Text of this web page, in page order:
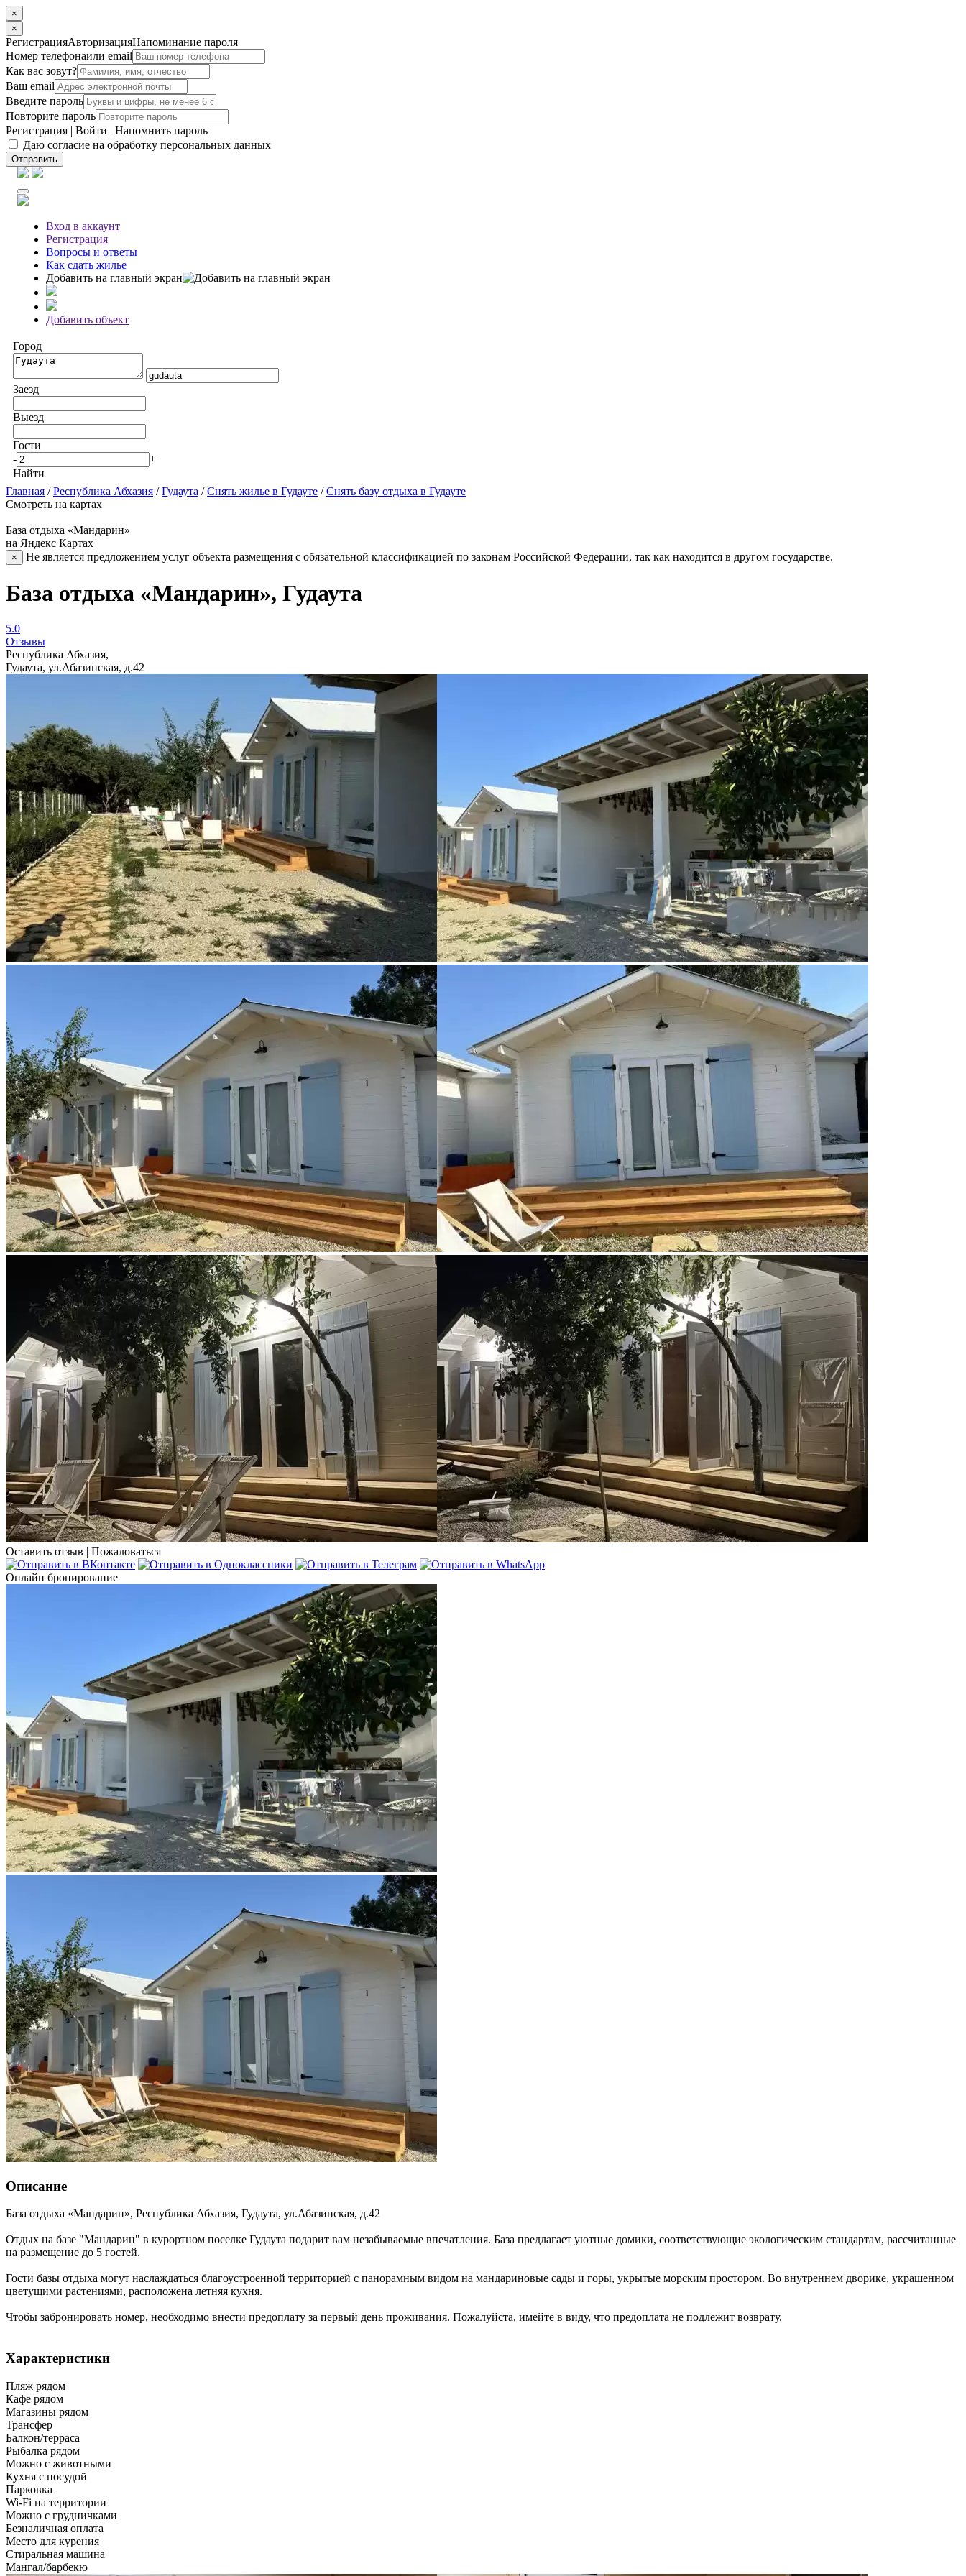
×
×
РегистрацияАвторизацияНапоминание пароля
Номер телефонаили email
Как вас зовут?
Ваш email
Введите пароль
Повторите пароль
Регистрация | Войти | Напомнить пароль
Даю согласие на обработку персональных данных
Отправить
Вход в аккаунт
Регистрация
Вопросы и ответы
Как сдать жилье
Добавить на главный экран
Добавить объект
Город
Заезд
Выезд
Гости
-
+
Найти
Главная /Республика Абхазия /Гудаута /Снять жилье в Гудауте /Снять базу отдыха в Гудауте
Смотреть на картах
База отдыха «Мандарин»
на Яндекс Картах
× Не является предложением услуг объекта размещения с обязательной классификацией по законам Российской Федерации, так как находится в другом государстве.
База отдыха «Мандарин», Гудаута
5.0
Отзывы
Республика Абхазия,
Гудаута, ул.Абазинская, д.42
Оставить отзыв | Пожаловаться
Онлайн бронирование
Описание
База отдыха «Мандарин», Республика Абхазия, Гудаута, ул.Абазинская, д.42
Отдых на базе "Мандарин" в курортном поселке Гудаута подарит вам незабываемые впечатления. База предлагает уютные домики, соответствующие экологическим стандартам, рассчитанные
на размещение до 5 гостей.
Гости базы отдыха могут наслаждаться благоустроенной территорией с панорамным видом на мандариновые сады и горы, укрытые морским простором. Во внутреннем дворике, украшенном
цветущими растениями, расположена летняя кухня.
Чтобы забронировать номер, необходимо внести предоплату за первый день проживания. Пожалуйста, имейте в виду, что предоплата не подлежит возврату.
Характеристики
Пляж рядом
Кафе рядом
Магазины рядом
Трансфер
Балкон/терраса
Рыбалка рядом
Можно с животными
Кухня с посудой
Парковка
Wi-Fi на территории
Можно с грудничками
Безналичная оплата
Место для курения
Стиральная машина
Мангал/барбекю